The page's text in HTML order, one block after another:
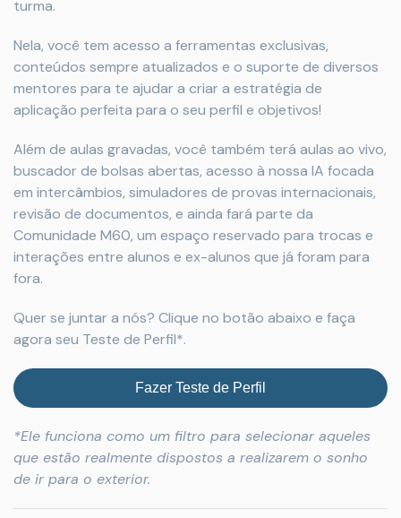
turma.
Nela, você tem acesso a ferramentas exclusivas,
conteúdos sempre atualizados e o suporte de diversos
mentores para te ajudar a criar a estratégia de
aplicação perfeita para o seu perfil e objetivos!
Além de aulas gravadas, você também terá aulas ao vivo,
buscador de bolsas abertas, acesso à nossa IA focada
em intercâmbios, simuladores de provas internacionais,
revisão de documentos, e ainda fará parte da
Comunidade M60, um espaço reservado para trocas e
interações entre alunos e ex-alunos que já foram para
fora.
Quer se juntar a nós? Clique no botão abaixo e faça
agora seu Teste de Perfil*.
Fazer Teste de Perfil
*Ele funciona como um filtro para selecionar aqueles
que estão realmente dispostos a realizarem o sonho
de ir para o exterior.